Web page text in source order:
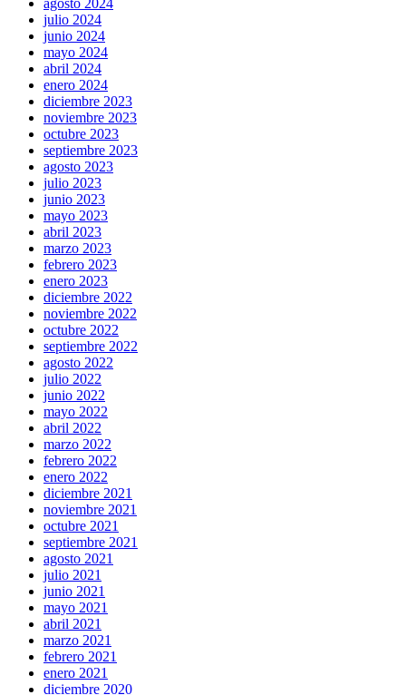
julio 2024
junio 2024
mayo 2024
abril 2024
enero 2024
diciembre 2023
noviembre 2023
octubre 2023
septiembre 2023
agosto 2023
julio 2023
junio 2023
mayo 2023
abril 2023
marzo 2023
febrero 2023
enero 2023
diciembre 2022
noviembre 2022
octubre 2022
septiembre 2022
agosto 2022
julio 2022
junio 2022
mayo 2022
abril 2022
marzo 2022
febrero 2022
enero 2022
diciembre 2021
noviembre 2021
octubre 2021
septiembre 2021
agosto 2021
julio 2021
junio 2021
mayo 2021
abril 2021
marzo 2021
febrero 2021
enero 2021
diciembre 2020